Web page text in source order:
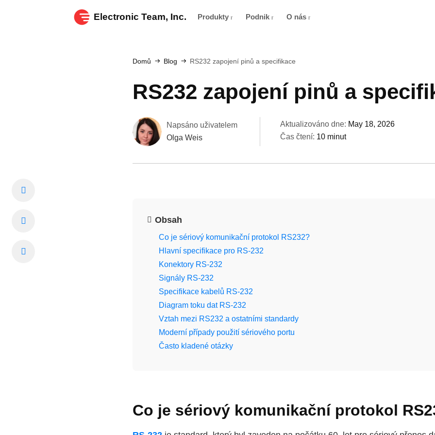
Electronic Team, Inc. Produkty Podnik O nás
Domů Blog RS232 zapojení pinů a specifikace
RS232 zapojení pinů a
Napsáno uživatelem
Olga Weis
Aktualizováno dne: May 18, 2026
Čas čtení: 10 minut
Obsah
Co je sériový komunikační protokol RS232?
Hlavní specifikace pro RS-232
Konektory RS-232
Signály RS-232
Specifikace kabelů RS-232
Diagram toku dat RS-232
Vztah mezi RS232 a ostatními standardy
Moderní případy použití sériového portu
Často kladené otázky
Co je sériový komunikační protokol